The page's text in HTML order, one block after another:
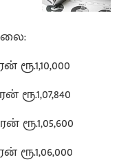
ரூ.1,10,000
ரூ.1,07,840
ரூ.1,05,600
ரூ.1,06,000